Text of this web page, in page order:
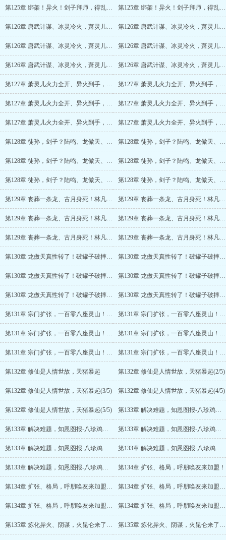
第125章 绑架！异火！剑子拜师，得乱古传承(5/6) 第125章 绑架！异火！剑子拜师，得乱古传承(6/6)
第126章 唐武计谋、冰灵冷火，萧灵儿身陷重围！ 第126章 唐武计谋、冰灵冷火，萧灵儿身陷重围！(2/6)
第126章 唐武计谋、冰灵冷火，萧灵儿身陷重围！(3/6) 第126章 唐武计谋、冰灵冷火，萧灵儿身陷重围！(4/6)
第126章 唐武计谋、冰灵冷火，萧灵儿身陷重围！(5/6) 第126章 唐武计谋、冰灵冷火，萧灵儿身陷重围！(6/6)
第127章 萧灵儿火力全开、异火到手，打爆唐武！ 第127章 萧灵儿火力全开、异火到手，打爆唐武！(2/6)
第127章 萧灵儿火力全开、异火到手，打爆唐武！(3/6) 第127章 萧灵儿火力全开、异火到手，打爆唐武！(4/6)
第127章 萧灵儿火力全开、异火到手，打爆唐武！(5/6) 第127章 萧灵儿火力全开、异火到手，打爆唐武！(6/6)
第128章 徒孙，剑子？陆鸣、龙傲天、古月，九死一生！ 第128章 徒孙，剑子？陆鸣、龙傲天、古月，九死一生！(2/6)
第128章 徒孙，剑子？陆鸣、龙傲天、古月，九死一生！(3/6) 第128章 徒孙，剑子？陆鸣、龙傲天、古月，九死一生！(4/6)
第128章 徒孙，剑子？陆鸣、龙傲天、古月，九死一生！(5/6) 第128章 徒孙，剑子？陆鸣、龙傲天、古月，九死一生！(6/6)
第129章 丧葬一条龙、古月身死！林凡突破 第129章 丧葬一条龙、古月身死！林凡突破(2/6)
第129章 丧葬一条龙、古月身死！林凡突破(3/6) 第129章 丧葬一条龙、古月身死！林凡突破(4/6)
第129章 丧葬一条龙、古月身死！林凡突破(5/6) 第129章 丧葬一条龙、古月身死！林凡突破(6/6)
第130章 龙傲天真性转了！破罐子破摔的剑子 第130章 龙傲天真性转了！破罐子破摔的剑子(2/6)
第130章 龙傲天真性转了！破罐子破摔的剑子(3/6) 第130章 龙傲天真性转了！破罐子破摔的剑子(4/6)
第130章 龙傲天真性转了！破罐子破摔的剑子(5/6) 第130章 龙傲天真性转了！破罐子破摔的剑子(6/6)
第131章 宗门扩张，一百零八座灵山！搞猪，搞猪去！ 第131章 宗门扩张，一百零八座灵山！搞猪，搞猪去！(2/6)
第131章 宗门扩张，一百零八座灵山！搞猪，搞猪去！(3/6) 第131章 宗门扩张，一百零八座灵山！搞猪，搞猪去！(4/6)
第131章 宗门扩张，一百零八座灵山！搞猪，搞猪去！(5/6) 第131章 宗门扩张，一百零八座灵山！搞猪，搞猪去！(6/6)
第132章 修仙是人情世故，天猪暴起 第132章 修仙是人情世故，天猪暴起(2/5)
第132章 修仙是人情世故，天猪暴起(3/5) 第132章 修仙是人情世故，天猪暴起(4/5)
第132章 修仙是人情世故，天猪暴起(5/5) 第133章 解决难题，知恩图报-八珍鸡、八珍鸭
第133章 解决难题，知恩图报-八珍鸡、八珍鸭(2/6) 第133章 解决难题，知恩图报-八珍鸡、八珍鸭(3/6)
第133章 解决难题，知恩图报-八珍鸡、八珍鸭(4/6) 第133章 解决难题，知恩图报-八珍鸡、八珍鸭(5/6)
第133章 解决难题，知恩图报-八珍鸡、八珍鸭(6/6) 第134章 扩张、格局，呼朋唤友来加盟！
第134章 扩张、格局，呼朋唤友来加盟！(2/5) 第134章 扩张、格局，呼朋唤友来加盟！(3/5)
第134章 扩张、格局，呼朋唤友来加盟！(4/5) 第134章 扩张、格局，呼朋唤友来加盟！(5/5)
第135章 炼化异火、阴谋，火昆仑来了，火昆仑傻了！ 第135章 炼化异火、阴谋，火昆仑来了，火昆仑傻了！(2/6)